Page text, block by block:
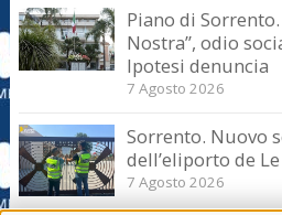
Piano di
Nostra”, odio
Ipotesi denuncia
7 Agosto 2026
Sorrento. Nuovo
dell’eliporto de
7 Agosto 2026